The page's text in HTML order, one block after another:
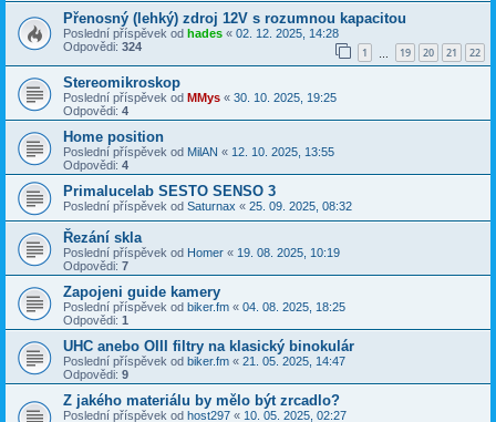
Přenosný (lehký) zdroj 12V s rozumnou kapacitou
Poslední příspěvek od hades « 02. 12. 2025, 14:28
Odpovědi: 324 1 19 20 21 22
Stereomikroskop
Poslední příspěvek od MMys « 30. 10. 2025, 19:25
Odpovědi: 4
Home position
Poslední příspěvek od MilAN « 12. 10. 2025, 13:55
Odpovědi: 4
Primalucelab SESTO SENSO 3
Poslední příspěvek od Saturnax « 25. 09. 2025, 08:32
Řezání skla
Poslední příspěvek od Homer « 19. 08. 2025, 10:19
Odpovědi: 7
Zapojeni guide kamery
Poslední příspěvek od biker.fm « 04. 08. 2025, 18:25
Odpovědi: 1
UHC anebo OIII filtry na klasický binokulár
Poslední příspěvek od biker.fm « 21. 05. 2025, 14:47
Odpovědi: 9
Z jakého materiálu by mělo být zrcadlo?
Poslední příspěvek od host297 « 10. 05. 2025, 02:27